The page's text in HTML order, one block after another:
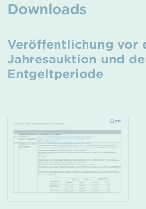
Downloads
Veröffentlichung vor
Jahres­auktion und
Entgeltperiode